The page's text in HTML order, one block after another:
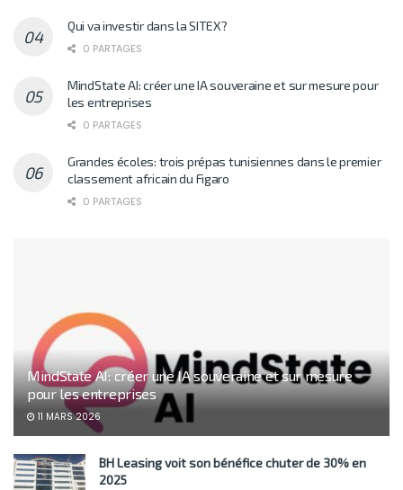
Qui va investir dans la SITEX?
0 PARTAGES
MindState AI: créer une IA souveraine et sur mesure pour
les entreprises
0 PARTAGES
Grandes écoles: trois prépas tunisiennes dans le premier
classement africain du Figaro
0 PARTAGES
MindState AI: créer une IA souveraine et sur mesure
pour les entreprises
11 MARS 2026
BH Leasing voit son bénéfice chuter de 30% en
2025